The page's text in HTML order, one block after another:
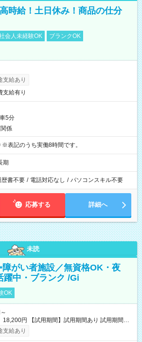
時給！土日休み！商品の仕分
会人未経験OK
ブランクOK
支給あり
支給有り
5分
係
11:00～20:00 ※表記のうち実働8時間です。
期
歴書不要 / 電話対応なし / パソコンスキル不要
応募する 詳細へ
未読
障がい者施設／無資格OK・夜
躍中・ブランク /Gi
OK
試用期間あり 試用期間の
用形態、給与は本採用時と同じです。
支給あり